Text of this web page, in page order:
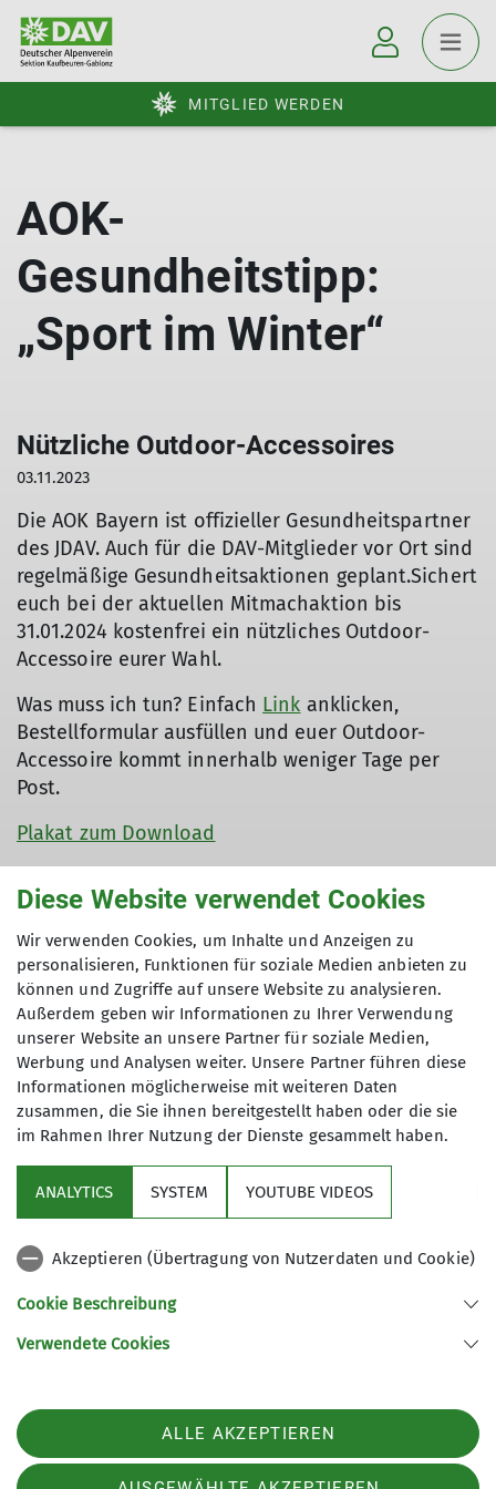
MITGLIED WERDEN
AOK-
Gesundheitstipp:
„Sport im Winter“
Nützliche Outdoor-Accessoires
03.11.2023
Die AOK Bayern ist offizieller Gesundheitspartner
des JDAV. Auch für die DAV-Mitglieder vor Ort sind
regelmäßige Gesundheitsaktionen geplant.Sichert
euch bei der aktuellen Mitmachaktion bis
31.01.2024 kostenfrei ein nützliches Outdoor-
Accessoire eurer Wahl.
Was muss ich tun? Einfach Link anklicken,
Bestellformular ausfüllen und euer Outdoor-
Accessoire kommt innerhalb weniger Tage per
Post.
Plakat zum Download
Sektion
Archiv
Sektion Kaufbeuren-Gablonz des Deutschen Alpenvereins e.V.
Telefon +49834173016
Diese Website verwendet Cookies
Wir verwenden Cookies, um Inhalte und Anzeigen zu
personalisieren, Funktionen für soziale Medien anbieten zu
können und Zugriffe auf unsere Website zu analysieren.
Außerdem geben wir Informationen zu Ihrer Verwendung
unserer Website an unsere Partner für soziale Medien,
Werbung und Analysen weiter. Unsere Partner führen diese
Informationen möglicherweise mit weiteren Daten
zusammen, die Sie ihnen bereitgestellt haben oder die sie
im Rahmen Ihrer Nutzung der Dienste gesammelt haben.
ANALYTICS SYSTEM YOUTUBE VIDEOS
Akzeptieren (Übertragung von Nutzerdaten und Cookie)
Cookie Beschreibung
Verwendete Cookies
ALLE AKZEPTIEREN